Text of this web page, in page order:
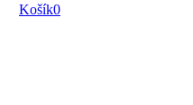
Košík0